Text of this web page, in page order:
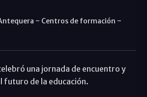
- Centros de formación -
una jornada de encuentro y
futuro de la educación.